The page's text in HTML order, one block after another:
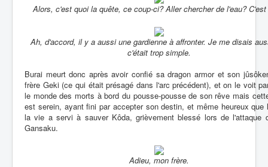
Alors, c'est quoi la quête, ce coup-ci? Aller chercher de l'eau?
Ah, d'accord, il y a aussi une gardienne à affronter. Je me disais
c'était trop simple.
Burai meurt donc après avoir confié sa dragon armor et son
frère Geki (ce qui était présagé dans l'arc précédent), et on le voit
le monde des morts à bord du pousse-pousse de son rêve mais
est serein, ayant fini par accepter son destin, et même heureux que
la vie a servi à sauver Kôda, grièvement blessé lors de l'attaque
Gansaku.
Adieu, mon frère.